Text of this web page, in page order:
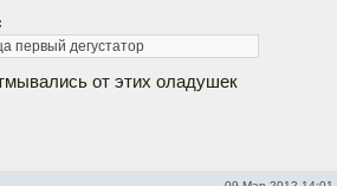
первый дегустатор
от этих оладушек